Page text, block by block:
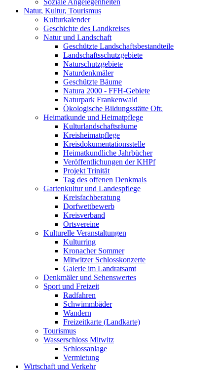
Soziale Angelegenheiten
Natur, Kultur, Tourismus
Kulturkalender
Geschichte des Landkreises
Natur und Landschaft
Geschützte Landschaftsbestandteile
Landschaftsschutzgebiete
Naturschutzgebiete
Naturdenkmäler
Geschützte Bäume
Natura 2000 - FFH-Gebiete
Naturpark Frankenwald
Ökologische Bildungsstätte Ofr.
Heimatkunde und Heimatpflege
Kulturlandschaftsräume
Kreisheimatpflege
Kreisdokumentationsstelle
Heimatkundliche Jahrbücher
Veröffentlichungen der KHPf
Projekt Trinität
Tag des offenen Denkmals
Gartenkultur und Landespflege
Kreisfachberatung
Dorfwettbewerb
Kreisverband
Ortsvereine
Kulturelle Veranstaltungen
Kulturring
Kronacher Sommer
Mitwitzer Schlosskonzerte
Galerie im Landratsamt
Denkmäler und Sehenswertes
Sport und Freizeit
Radfahren
Schwimmbäder
Wandern
Freizeitkarte (Landkarte)
Tourismus
Wasserschloss Mitwitz
Schlossanlage
Vermietung
Wirtschaft und Verkehr